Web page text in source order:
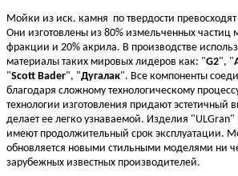
Мойки из иск. камня по твердости превосходят
Они изготовлены из 80% измельченных частиц
фракции и 20% акрила. В производстве
материалы таких мировых лидеров как: "G2", "
"Scott Bader", "Дугалак". Все компоненты
благодаря сложному технологическому
технологии изготовления придают эстетичный
делает ее легко узнаваемой. Изделия
имеют продолжительный срок эксплуатации.
обновляется новыми стильными моделями ни
зарубежных известных производителей.